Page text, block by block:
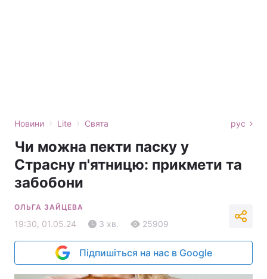
Новини › Lite › Свята рус
Чи можна пекти паску у
Страсну п'ятницю: прикмети та
забобони
ОЛЬГА ЗАЙЦЕВА
19:30, 01.05.24 3 хв. 25909
Підпишіться на нас в Google